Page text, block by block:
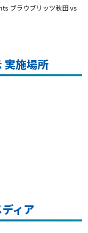
ブラウブリッツ秋田 vs
実施場所
ィア